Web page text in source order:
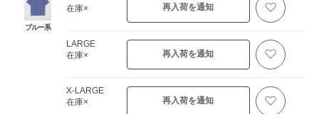
ブルー系
在庫×
再入荷を通知
LARGE
在庫×
再入荷を通知
X-LARGE
在庫×
再入荷を通知